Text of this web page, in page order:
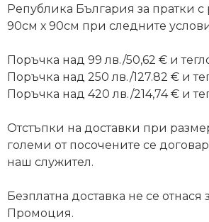
Република България за пратки
90см х 90см при следните
Поръчка над 99 лв./50,62 € и
Поръчка над 250 лв./127.82 € и
Поръчка над 420 лв./214,74 € и
Отстъпки на доставки при
големи от посочените се
наш служител.
Безплатна доставка не се отнася
Промоция.